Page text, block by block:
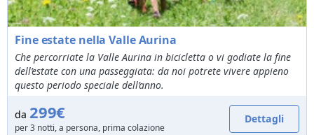
Fine estate nella Valle Aurina
Che percorriate la Valle Aurina in bicicletta o vi godiate la fine
dell’estate con una passeggiata: da noi potrete vivere appieno
questo periodo speciale dell’anno.
da 299€
per 3 notti, a persona, prima colazione
Dettagli